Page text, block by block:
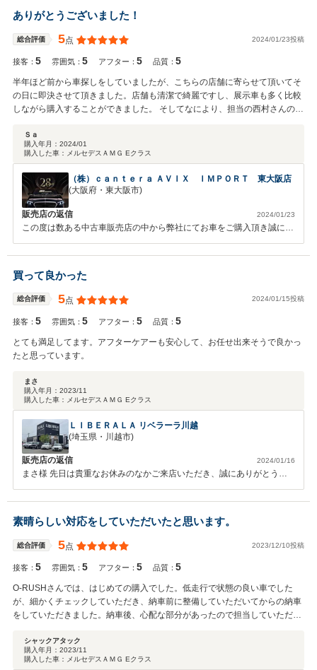
く書類等をお忙しい中迅速にご対応いただきましたおかげで、 スムー
ズにご納車までご案内できました。お車の操作に関しまして、実際にご
使用になられてご不明な点も出てくるかと存じます。その際はお気軽に
お申し付けください。また、今後メルセデスベンツにご興味お有りのお
知り合いの方がいらっしゃいましたら、是非ご紹介いただければ幸いで
てまいりますので、引き続きよろしくお願い申し上げます。担当営業：
高橋
ありがとうございました！
総合評価 5点 2024/01/23投稿
接客：5 雰囲気：5 アフター：5 品質：5
半年ほど前から車探しをしていましたが、こちらの店舗に寄らせて頂いてそ
の日に即決させて頂きました。店舗も清潔で綺麗ですし、展示車も多く比較
しながら購入することができました。 そしてなにより、担当の西村さんの対
とは思えないほど状態もよく、とても気に入っています。 少し遠方からの購
入でしたが、納車までの１ヶ月、こちらから問い合わせをしなくても、都度
進捗状況を連絡してくれましたので、安心して過ごすことができました。 こ
れからまたアフターの方もよろしくお願いします！
Ｓａ
購入年月： 2024/01
購入した車：
メルセデスＡＭＧ Eクラス
（株）ｃａｎｔｅｒａ ＡＶＩＸ ＩＭＰＯＲＴ 東大阪店
(大阪府・東大阪市)
販売店の返信 2024/01/23
この度は数ある中古車販売店の中から弊社にてお車をご購入頂き誠に有
ります。今後ともＳａ様のカーライフサポート、アフターフォローをし
っかり対応させて頂きたく存じます。慣れない欧州車ですと、今後とも
どうぞ宜しくお願い致します。
買って良かった
総合評価 5点 2024/01/15投稿
接客：5 雰囲気：5 アフター：5 品質：5
とても満足してます。アフターケアーも安心して、お任せ出来そうで良かっ
たと思っています。
まさ
購入年月： 2023/11
購入した車：
メルセデスＡＭＧ Eクラス
ＬＩＢＥＲＡＬＡ リベラーラ川越
(埼玉県・川越市)
販売店の返信 2024/01/16
まさ様 先日は貴重なお休みのなかご来店いただき、誠にありがとうご
ざいました。 弊社では長く大切にお車に乗っていただきたいと思い、
アフターサービスに関しても誠意をもってご対応させていただいており
ます。お客様にあったお車のご提案と、その後のお車のメンテナンスを
引き続きさせていただきます。今後ともお気軽に弊社にお越しください
ませ。宜しくお願い致します。
素晴らしい対応をしていただいたと思います。
総合評価 5点 2023/12/10投稿
接客：5 雰囲気：5 アフター：5 品質：5
O-RUSHさんでは、はじめての購入でした。低走行で状態の良い車でした
が、細かくチェックしていただき、納車前に整備していただいてからの納車
をしていただきました。納車後、心配な部分があったので担当していただい
き安心して乗れております。ありがとうございました。
シャックアタック
購入年月： 2023/11
購入した車：
メルセデスＡＭＧ Eクラス